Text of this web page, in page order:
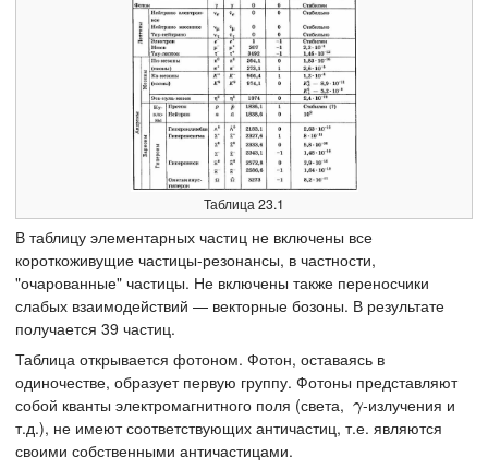
Таблица 23.1
В таблицу элементарных частиц не включены все
короткоживущие частицы-резонансы, в частности,
"очарованные" частицы. Не включены также переносчики
слабых взаимодействий — векторные бозоны. В результате
получается 39 частиц.
Таблица открывается фотоном. Фотон, оставаясь в
одиночестве, образует первую группу. Фотоны представляют
собой кванты электромагнитного поля (света, γ
γ-излучения и
т.д.), не имеют соответствующих античастиц, т.е. являются
своими собственными античастицами.